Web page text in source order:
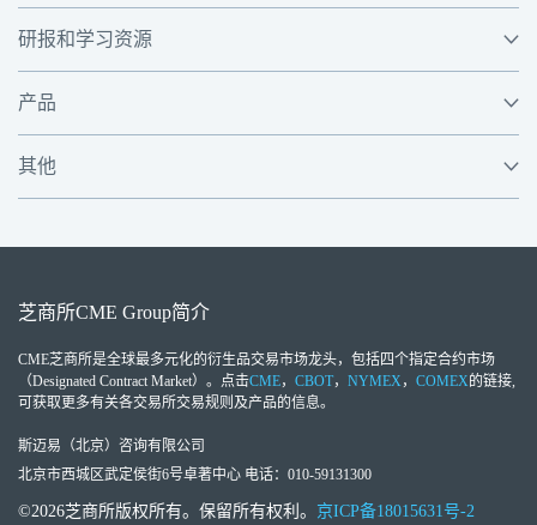
研报和学习资源
产品
其他
芝商所CME Group简介
CME芝商所是全球最多元化的衍生品交易市场龙头，包括四个指定合约市场
（Designated Contract Market）。点击CME， CBOT， NYMEX， COMEX的链接,
可获取更多有关各交易所交易规则及产品的信息。
斯迈易（北京）咨询有限公司
北京市西城区武定侯街6号卓著中心 电话：010-59131300
©2026芝商所版权所有。保留所有权利。 京ICP备18015631号-2